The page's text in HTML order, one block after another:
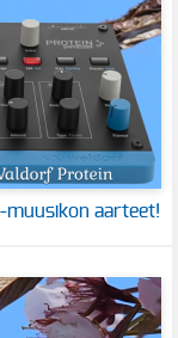
muusikon aarteet!